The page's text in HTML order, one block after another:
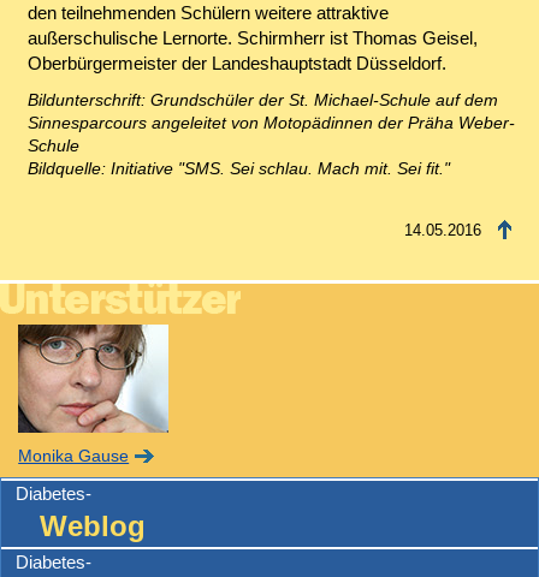
den teilnehmenden Schülern weitere attraktive
außerschulische Lernorte. Schirmherr ist Thomas Geisel,
Oberbürgermeister der Landeshauptstadt Düsseldorf.
Bildunterschrift: Grundschüler der St. Michael-Schule auf dem
Sinnesparcours angeleitet von Motopädinnen der Präha Weber-
Schule
Bildquelle: Initiative "SMS. Sei schlau. Mach mit. Sei fit."
14.05.2016
Monika Gause
Diabetes-
Weblog
Diabetes-